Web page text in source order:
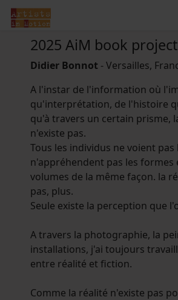
2025 AiM book project
Didier Bonnot - Versailles,
A l'instar de l'information où
qu'interprétation, de l'histoire
qu'à travers un certain prisme,
n'existe pas.
Tous les individus ne voient pas
n'appréhendent pas les formes
volumes de la même façon. la
pas, plus.
Seule existe la perception que
A travers la photographie, la
installations, j'ai toujours
entre réalité et fiction.
Comme la réalité n'existe pas